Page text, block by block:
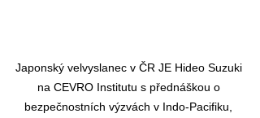
Japonský velvyslanec v ČR JE Hideo Suzuki
na CEVRO Institutu s přednáškou o
bezpečnostních výzvách v Indo-Pacifiku,